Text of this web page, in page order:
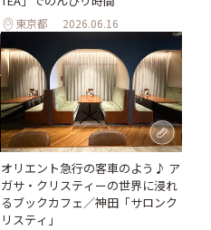
東京都 2026.06.16
オリエント急行の客車のよう♪ ア
ガサ・クリスティーの世界に浸れ
るブックカフェ／神田「サロンク
リスティ」